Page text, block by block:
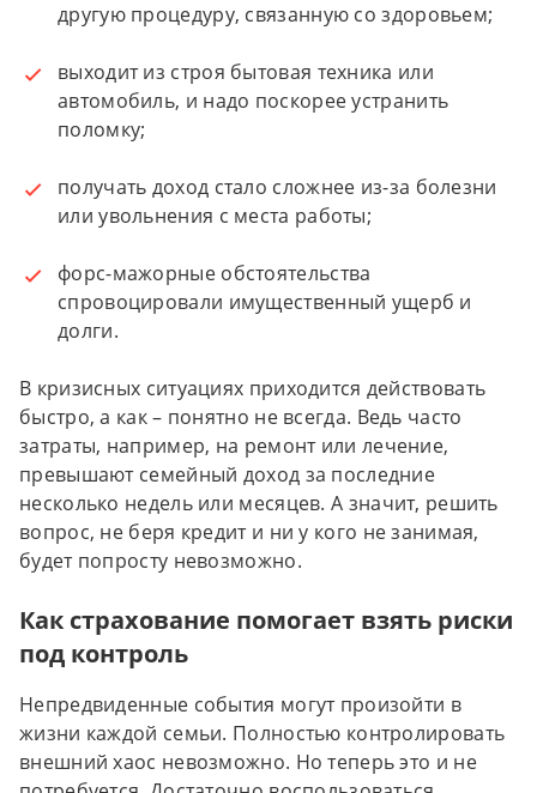
другую процедуру, связанную со здоровьем;
выходит из строя бытовая техника или
автомобиль, и надо поскорее устранить
поломку;
получать доход стало сложнее из-за болезни
или увольнения с места работы;
форс-мажорные обстоятельства
спровоцировали имущественный ущерб и
долги.
В кризисных ситуациях приходится действовать
быстро, а как – понятно не всегда. Ведь часто
затраты, например, на ремонт или лечение,
превышают семейный доход за последние
несколько недель или месяцев. А значит, решить
вопрос, не беря кредит и ни у кого не занимая,
будет попросту невозможно.
Как страхование помогает взять риски
под контроль
Непредвиденные события могут произойти в
жизни каждой семьи. Полностью контролировать
внешний хаос невозможно. Но теперь это и не